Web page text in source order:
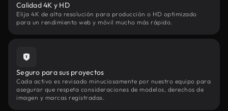
Calidad 4K y HD
Elija 4K de alta resolución para producción o HD optimizado
para un rendimiento web y móvil mucho más rápido.
Seguro para sus proyectos
Cada activo es revisado minuciosamente por nuestro equipo para
asegurar que respeta consideraciones de modelos, derechos de
imagen y marcas registradas.